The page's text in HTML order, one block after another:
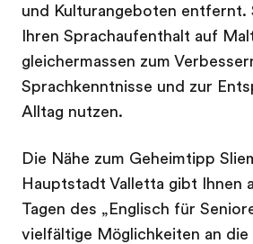
und Kulturangeboten entfernt.
Ihren Sprachaufenthalt auf
gleichermassen zum
Sprachkenntnisse und zur
Alltag nutzen.
Die Nähe zum Geheimtipp
Hauptstadt Valletta gibt Ihnen
Tagen des „Englisch für
vielfältige Möglichkeiten an die